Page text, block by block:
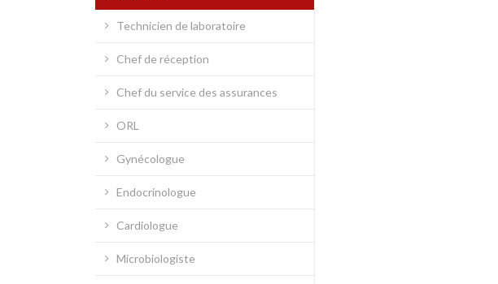
Technicien de laboratoire
Chef de réception
Chef du service des assurances
ORL
Gynécologue
Endocrinologue
Cardiologue
Microbiologiste